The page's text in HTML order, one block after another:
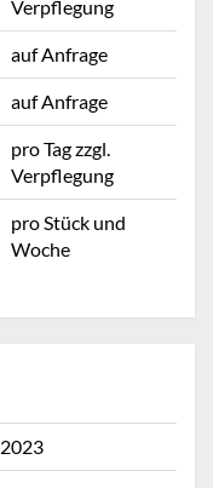
Verpflegung
auf Anfrage
auf Anfrage
pro Tag zzgl.
Verpflegung
pro Stück und
Woche
2023